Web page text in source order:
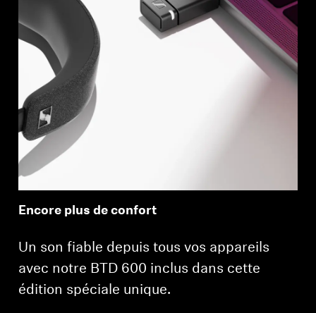
Encore plus de confort
Un son fiable depuis tous vos appareils
avec notre BTD 600 inclus dans cette
édition spéciale unique.